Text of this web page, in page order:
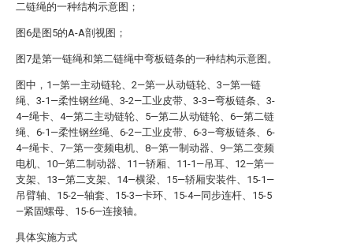
二链绳的一种结构示意图；
图6是图5的A-A剖视图；
图7是第一链绳和第二链绳中弯板链条的一种结构示意图。
图中，1—第一主动链轮、2—第一从动链轮、3—第一链
绳、3-1—柔性钢丝绳、3-2—工业皮带、3-3—弯板链条、3-
4—绳卡、4—第二主动链轮、5—第二从动链轮、6—第二链
绳、6-1—柔性钢丝绳、6-2—工业皮带、6-3—弯板链条、6-
4—绳卡、7—第一变频电机、8—第一制动器、9—第二变频
电机、10—第二制动器、11—轿厢、11-1—吊耳、12—第一
支架、13—第二支架、14—横梁、15—轿厢安装件、15-1—
吊臂轴、15-2—轴套、15-3—卡环、15-4—同步连杆、15-5
—紧固螺母、15-6—连接轴。
具体实施方式